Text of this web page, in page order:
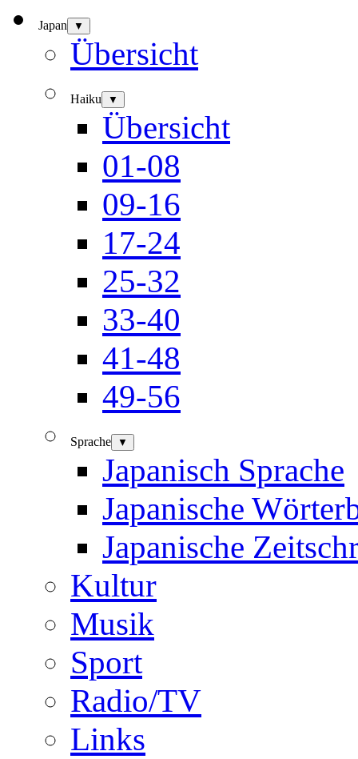
Japan ▼
Übersicht
Haiku ▼
Übersicht
01-08
09-16
17-24
25-32
33-40
41-48
49-56
Sprache ▼
Japanisch Sprache
Japanische
Japanische
Kultur
Musik
Sport
Radio/TV
Links